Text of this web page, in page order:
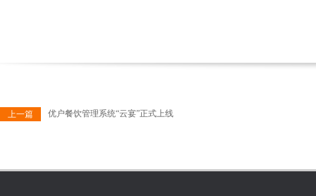
上一篇 优户餐饮管理系统“云宴”正式上线